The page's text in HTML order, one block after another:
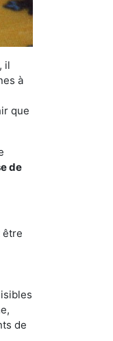
il
à
que
de
être
de